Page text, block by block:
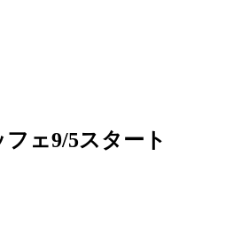
ェ9/5スタート